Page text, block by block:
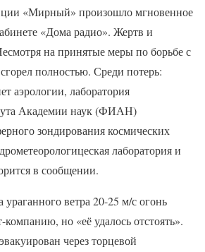
«Мирный» произошло мгновенное
«Дома радио». Жертв и
на принятые меры по борьбе с
полностью. Среди потерь:
аэрологии, лаборатория
Академии наук (ФИАН)
зондирования космических
лаборатория и
в сообщении.
ураганного ветра 20-25 м/с огонь
но «её удалось отстоять».
через торцевой